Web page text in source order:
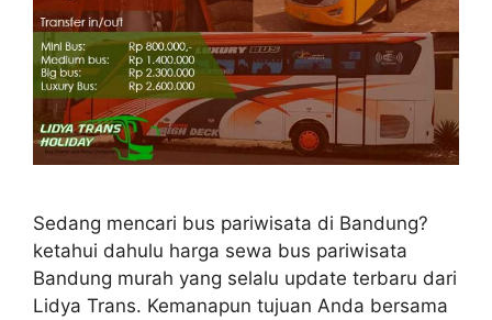
Sedang mencari bus pariwisata di Bandung?
ketahui dahulu harga sewa bus pariwisata
Bandung murah yang selalu update terbaru dari
Lidya Trans. Kemanapun tujuan Anda bersama